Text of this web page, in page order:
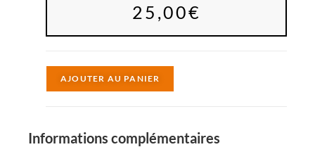
25,00€
AJOUTER AU PANIER
Informations complémentaires